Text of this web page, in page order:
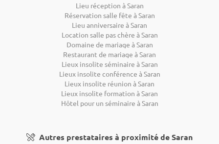
Lieu réception à Saran
Réservation salle fête à Saran
Lieu anniversaire à Saran
Location salle pas chère à Saran
Domaine de mariage à Saran
Restaurant de mariage à Saran
Lieux insolite séminaire à Saran
Lieux insolite conférence à Saran
Lieux insolite réunion à Saran
Lieux insolite formation à Saran
Hôtel pour un séminaire à Saran
Autres prestataires à proximité de Saran